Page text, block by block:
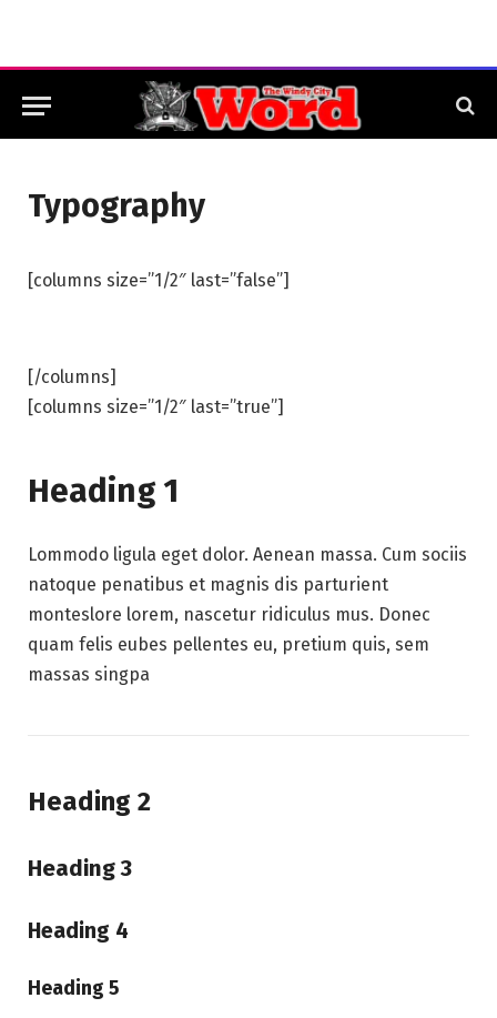
Typography
[columns size=”1/2″ last=”false”]
[/columns]
[columns size=”1/2″ last=”true”]
Heading 1
Lommodo ligula eget dolor. Aenean massa. Cum sociis
natoque penatibus et magnis dis parturient
monteslore lorem, nascetur ridiculus mus. Donec
quam felis eubes pellentes eu, pretium quis, sem
massas singpa
Heading 2
Heading 3
Heading 4
Heading 5